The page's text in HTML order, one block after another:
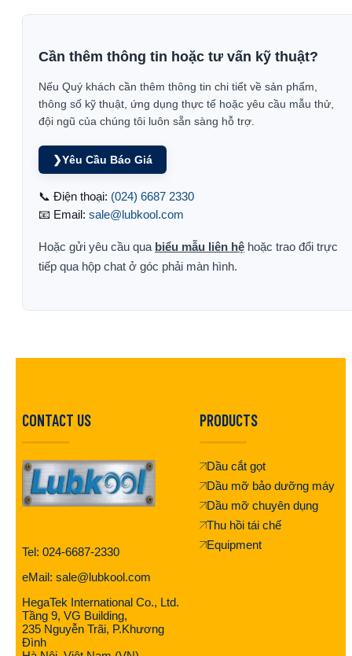
Cần thêm thông tin hoặc tư vấn kỹ thuật?
Nếu Quý khách cần thêm thông tin chi tiết về sản phẩm,
thông số kỹ thuật, ứng dụng thực tế hoặc yêu cầu mẫu thử,
đội ngũ của chúng tôi luôn sẵn sàng hỗ trợ.
❯Yêu Cầu Báo Giá
📞 Điện thoại: (024) 6687 2330
📧 Email: sale@lubkool.com
Hoặc gửi yêu cầu qua biểu mẫu liên hệ hoặc trao đổi trực
tiếp qua hộp chat ở góc phải màn hình.
CONTACT US
Tel: 024-6687-2330
eMail: sale@lubkool.com
HegaTek International Co., Ltd.
Tầng 9, VG Building,
235 Nguyễn Trãi, P.Khương
Đình
PRODUCTS
Dầu cắt gọt
Dầu mỡ bảo dưỡng máy
Dầu mỡ chuyên dụng
Thu hồi tái chế
Equipment